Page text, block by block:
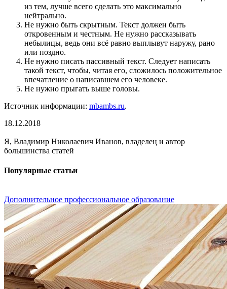
из тем, лучше всего сделать это максимально
нейтрально.
Не нужно быть скрытным. Текст должен быть
откровенным и честным. Не нужно рассказывать
небылицы, ведь они всё равно выплывут наружу, рано
или поздно.
Не нужно писать пассивный текст. Следует написать
такой текст, чтобы, читая его, сложилось положительное
впечатление о написавшем его человеке.
Не нужно прыгать выше головы.
Источник информации: mbambs.ru.
18.12.2018
Я, Владимир Николаевич Иванов, владелец и автор
большинства статей
Популярные статьи
Дополнительное профессиональное образование